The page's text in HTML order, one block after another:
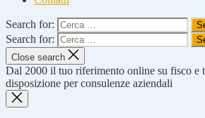
Search for:
Search for:
Close search
Dal 2000 il tuo riferimento online su fisco e
disposizione per consulenze aziendali